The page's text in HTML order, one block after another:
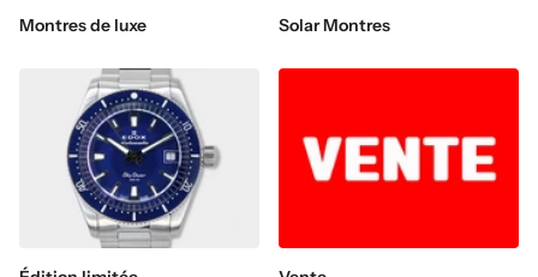
Montres de luxe Solar Montres